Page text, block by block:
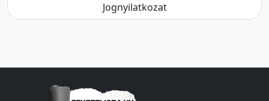
Jognyilatkozat